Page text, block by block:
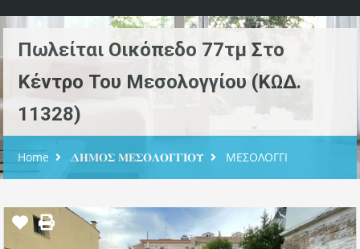
Πωλείται Οικόπεδο 77τμ Στο
Κέντρο Του Μεσολογγίου (ΚΩΔ.
11328)
Home 𝚫𝚮𝚳𝚶𝚺 𝚳𝚬𝚺𝚶𝚲𝚶𝚪𝚪𝚰𝚶𝚼 ΜΕΣΟΛΟΓΓΙ